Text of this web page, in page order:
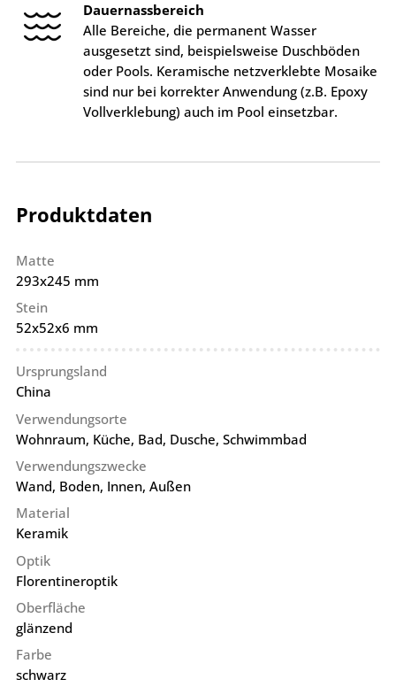
Dauernassbereich
Alle Bereiche, die permanent Wasser
ausgesetzt sind, beispielsweise Duschböden
oder Pools. Keramische netzverklebte Mosaike
sind nur bei korrekter Anwendung (z.B. Epoxy
Vollverklebung) auch im Pool einsetzbar.
Produktdaten
Matte
293x245 mm
Stein
52x52x6 mm
Ursprungsland
China
Verwendungsorte
Wohnraum, Küche, Bad, Dusche, Schwimmbad
Verwendungszwecke
Wand, Boden, Innen, Außen
Material
Keramik
Optik
Florentineroptik
Oberfläche
glänzend
Farbe
schwarz